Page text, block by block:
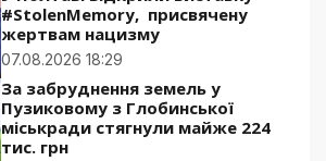
#StolenMemory, присвячену
жертвам нацизму
07.08.2026 18:29
За забруднення земель у
Пузиковому з Глобинської
міськради стягнули майже 224
тис. грн